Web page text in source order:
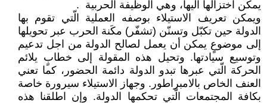
يمكن اختزالها ‏اليها، وهي الوظيفة الحربية ‏ ‏. ‏
ويمكن تعريف الاستيلاء بوصفه العملية الّتي تقوم ‏بها
الدولة حين تكبّل وتسنّن (تشفّر) مكَنة الحرب ‏عبر تحويلها
إلى موضوعٍ يمكن أن يعمل لصالح ‏الدولة من اجل تدعيم
وتوسيع سيادتها. وتحيل هذه ‏المقولة إلى خطابٍ يلائم
الحركة الّتي عبرها تبدو ‏الدولة دائمة الحضور، كما تعني
العنف الخاص ‏بالامبراطور. وجهاز الاستيلاء سيرورة خاصة
بكافة ‏المجتمعات الّتي تحكمها الدولة. وإن اطلقنا هذه